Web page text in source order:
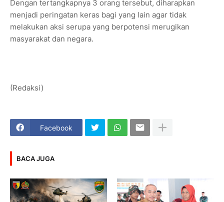
Dengan tertangkapnya 3 orang tersebut, diharapkan
menjadi peringatan keras bagi yang lain agar tidak
melakukan aksi serupa yang berpotensi merugikan
masyarakat dan negara.
(Redaksi)
Facebook
BACA JUGA